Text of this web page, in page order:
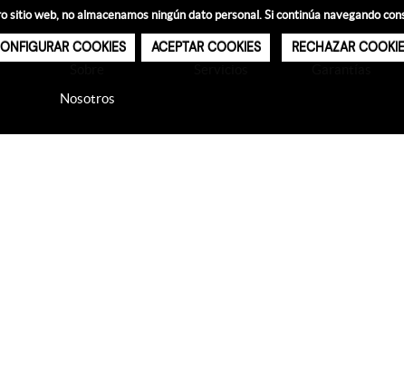
web, no almacenamos ningún dato personal. Si continúa navegando
COOKIES ACEPTAR COOKIES RECHAZAR
Nosotros